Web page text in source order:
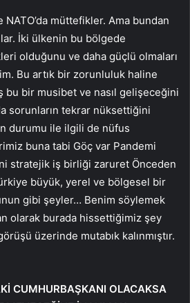
müttefikler. Ama bundan
İki ülkenin bu bölgede
olduğunu ve daha güçlü olmaları
Bu artık bir zorunluluk haline
bu bir musibet ve nasıl gelişeceğini
sorunların tekrar nüksettiğini
durumu ile ilgili de nüfus
buna tabi Göç var Pandemi
stratejik iş birliği zaruret Önceden
büyük, yerel ve bölgesel bir
gibi şeyler… Benim söylemek
olarak burada hissettiğimiz şey
üzerinde mutabık kalınmıştır.
CUMHURBAŞKANI OLACAKSA